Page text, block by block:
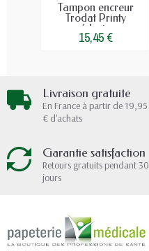
Tampon encreur
Trodat Printy
médecin...
15,45 €
Livraison gratuite
En France à partir de 19,95
€ d'achats
Garantie satisfaction
Retours gratuits pendant 30
jours